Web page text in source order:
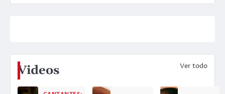
Videos Ver todo